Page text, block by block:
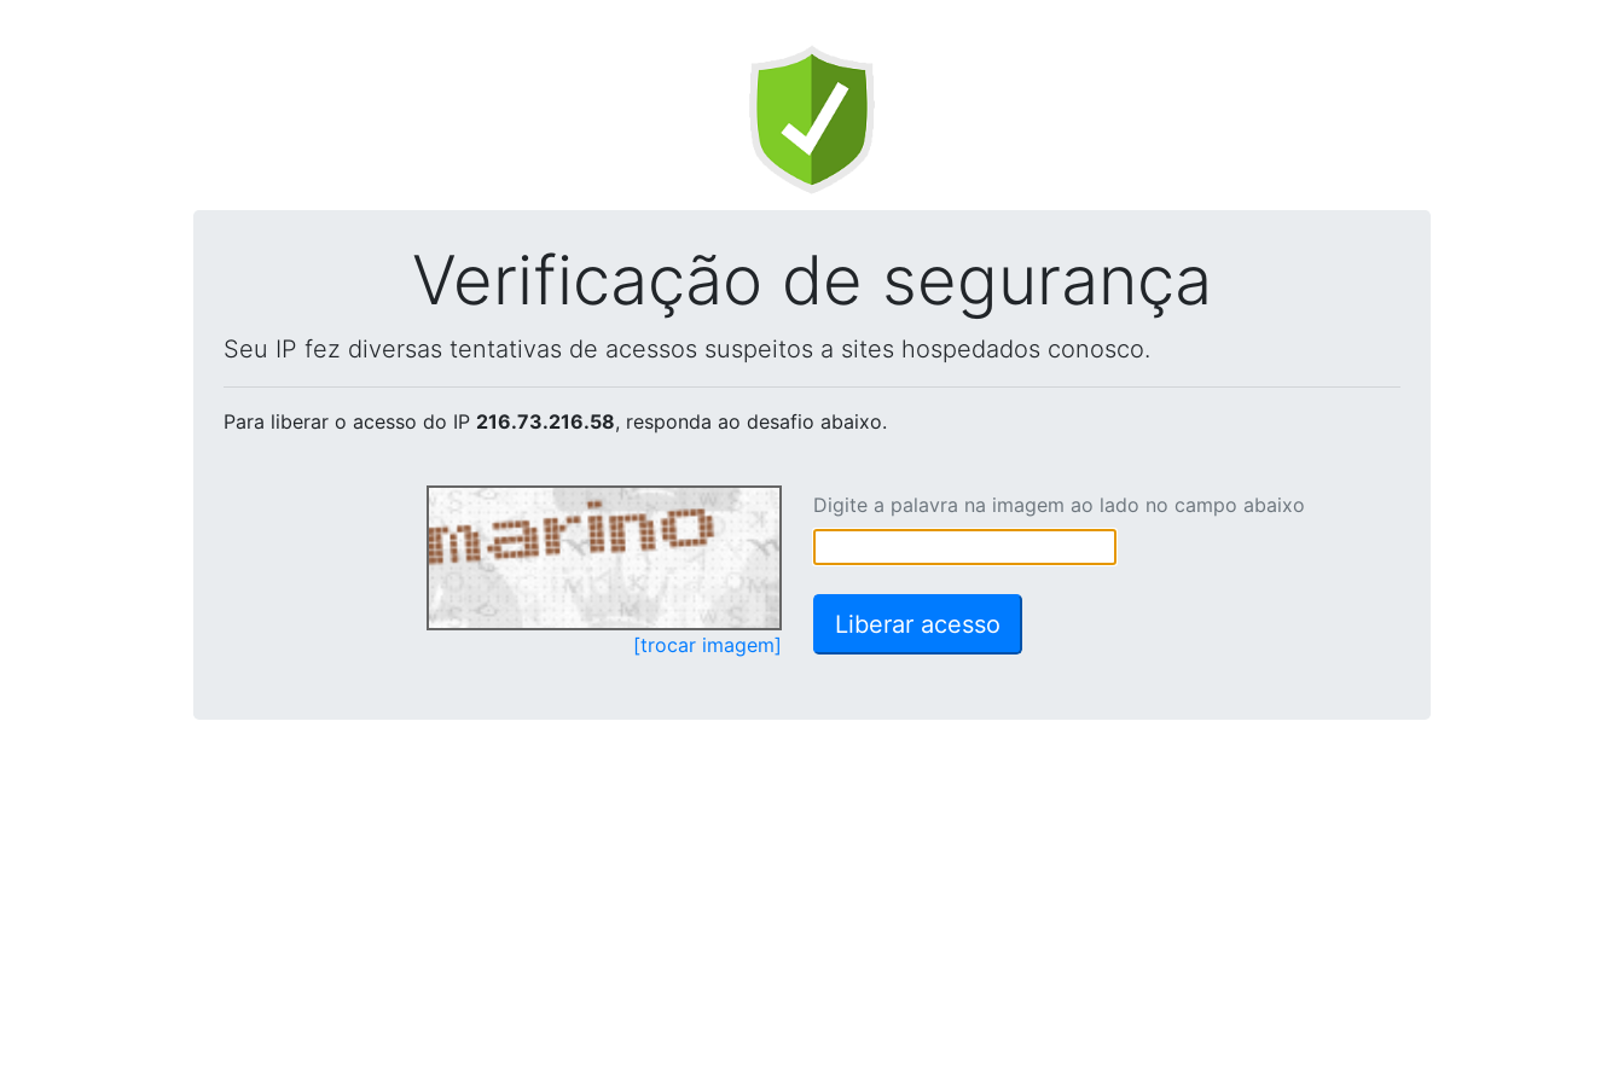
Verificação de segurança
Seu IP fez diversas tentativas de acessos suspeitos a sites hospedados conosco.
Para liberar o acesso do IP 216.73.216.58, responda ao desafio abaixo.
[trocar imagem]
Digite a palavra na imagem ao lado no campo abaixo